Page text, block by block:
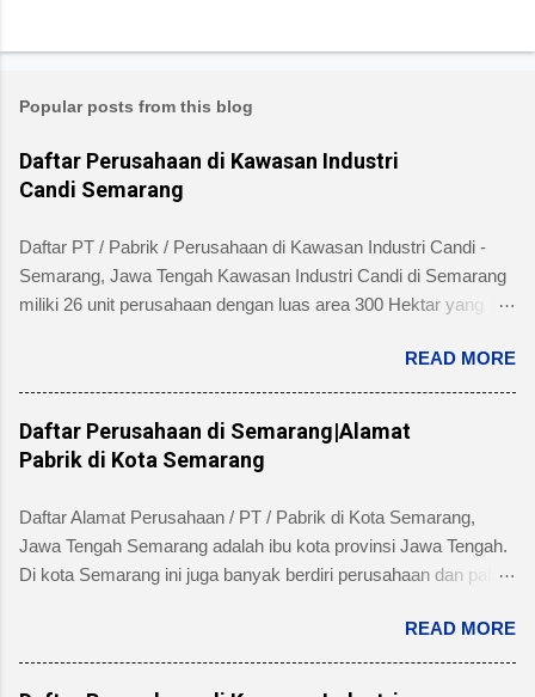
Popular posts from this blog
Daftar Perusahaan di Kawasan Industri
Candi Semarang
Daftar PT / Pabrik / Perusahaan di Kawasan Industri Candi -
Semarang, Jawa Tengah Kawasan Industri Candi di Semarang
miliki 26 unit perusahaan dengan luas area 300 Hektar yang
Kecamatan Ngaliyan dan memiliki fasilitas tanah yang siap
dibangun , jalan 20 s/d 30 meter, green belt, listrik , telepon , air,
security service dan memiliki kemudahan atau keuntungan
bebas banjir dan ideal untuk industri menengah dan besar untuk
alamat pengelola berada di Jl. Tambakaji II No. 7 Semarang
Perusahaan di Kawasan Industri Candi Semarang disertai
dengan informasi bidang usaha, alamat lengkap dan nomor
telpon masing-masing perusahaan/pabrik : PT. AMAN INDAH
READ MORE
Daftar Perusahaan di Semarang|Alamat
Pabrik di Kota Semarang
Daftar Alamat Perusahaan / PT / Pabrik di Kota Semarang,
Jawa Tengah Semarang adalah ibu kota provinsi Jawa Tengah.
Di kota Semarang ini juga banyak berdiri perusahaan dan pabrik
produsen makanan, minuman, obat-obatan / farmasi, industri
manufacture, dan lain sebagainya. Beberapa pabrik di kota
Semarang yang terkenal diantaranya: pabrik jamu Sidomuncul,
READ MORE